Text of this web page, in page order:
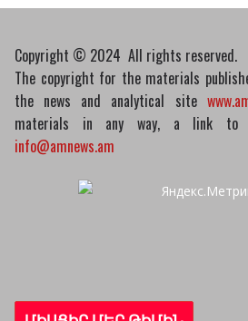
Copyright © 2024 All rights reserved.
The copyright for the materials
the news and analytical site
materials in any way, a link
info@amnews.am